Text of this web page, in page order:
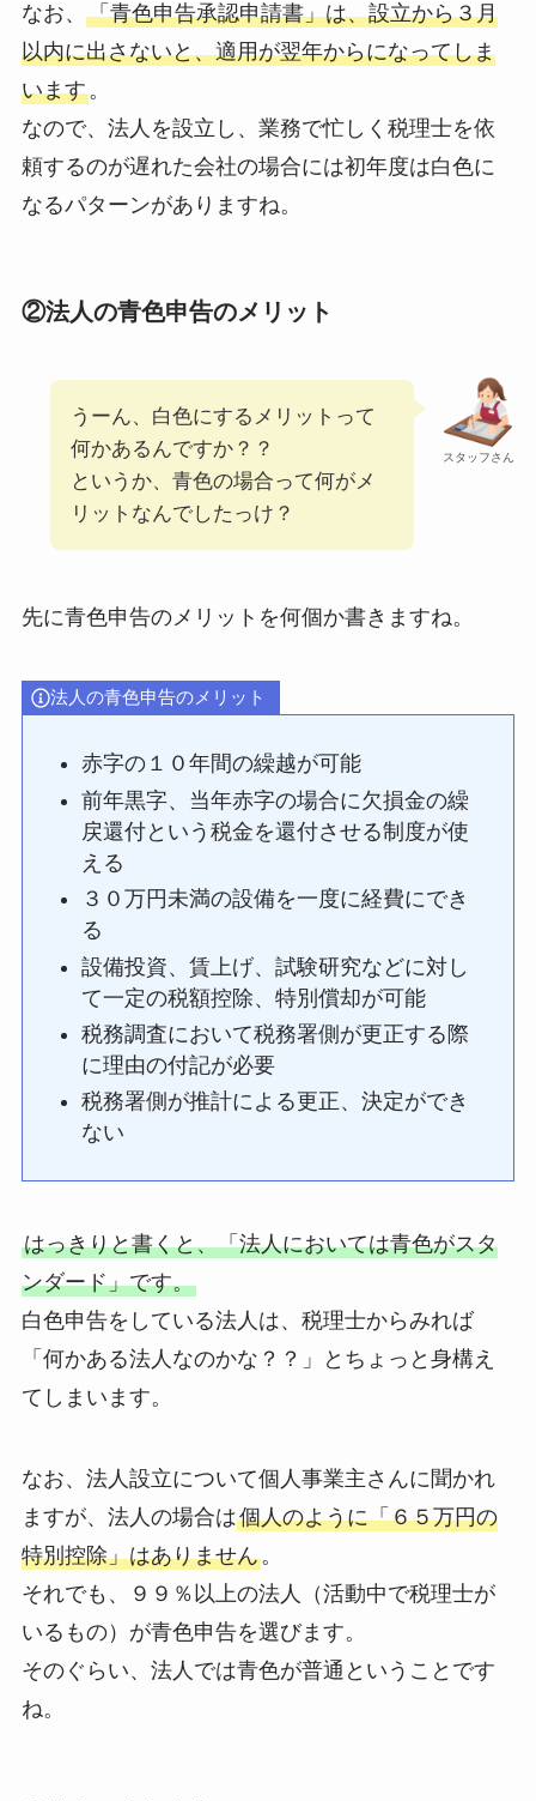
なお、 「青色申告承認申請書」は、設立から３月
以内に出さないと、適用が翌年からになってしま
います。
なので、法人を設立し、業務で忙しく税理士を依
頼するのが遅れた会社の場合には初年度は白色に
なるパターンがありますね。
②法人の青色申告のメリット
スタッフさん
うーん、白色にするメリットって
何かあるんですか？？
というか、青色の場合って何がメ
リットなんでしたっけ？
先に青色申告のメリットを何個か書きますね。
法人の青色申告のメリット
赤字の１０年間の繰越が可能
前年黒字、当年赤字の場合に欠損金の繰
戻還付という税金を還付させる制度が使
える
３０万円未満の設備を一度に経費にでき
る
設備投資、賃上げ、試験研究などに対し
て一定の税額控除、特別償却が可能
税務調査において税務署側が更正する際
に理由の付記が必要
税務署側が推計による更正、決定ができ
ない
はっきりと書くと、「法人においては青色がスタ
ンダード」です。
白色申告をしている法人は、税理士からみれば
「何かある法人なのかな？？」とちょっと身構え
てしまいます。
なお、法人設立について個人事業主さんに聞かれ
ますが、法人の場合は個人のように「６５万円の
特別控除」はありません。
それでも、９９％以上の法人（活動中で税理士が
いるもの）が青色申告を選びます。
そのぐらい、法人では青色が普通ということです
ね。